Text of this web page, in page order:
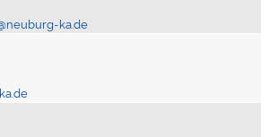
ka.de